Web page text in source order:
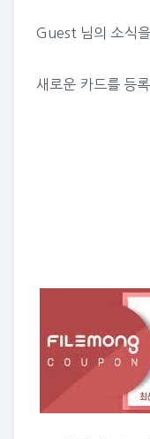
Guest 님의 소식
새로운 카드를 등